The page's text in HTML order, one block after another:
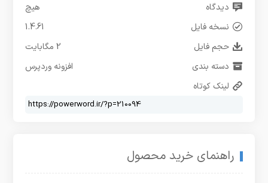
دیدگاه
هیچ
نسخه فایل
1.4.61
حجم فایل
2 مگابایت
دسته بندی
افزونه وردپرس
لینک کوتاه
راهنمای خرید محصول